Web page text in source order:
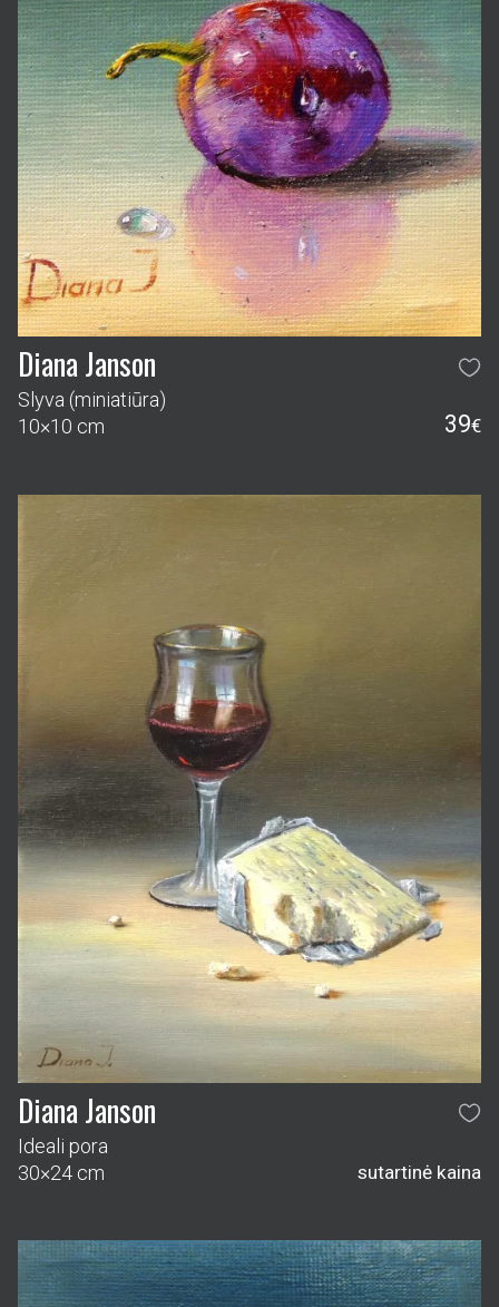
Diana Janson
Slyva (miniatiūra)
10×10 cm
39€
Diana Janson
Ideali pora
30×24 cm
sutartinė kaina